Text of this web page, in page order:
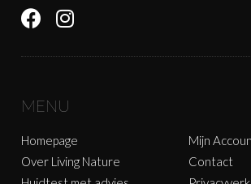
MENU
Homepage
Over Living Nature
Mijn
Contact